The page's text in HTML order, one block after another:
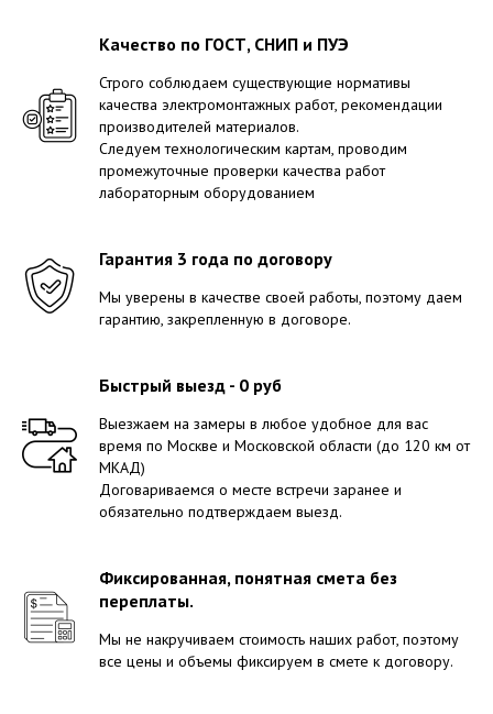
Качество по ГОСТ, СНИП и ПУЭ
Строго соблюдаем существующие нормативы
качества электромонтажных работ, рекомендации
производителей материалов.
Следуем технологическим картам, проводим
промежуточные проверки качества работ
лабораторным оборудованием
Гарантия 3 года по договору
Мы уверены в качестве своей работы, поэтому даем
гарантию, закрепленную в договоре.
Быстрый выезд - 0 руб
Выезжаем на замеры в любое удобное для вас
время по Москве и Московской области (до 120 км от
МКАД)
Договариваемся о месте встречи заранее и
обязательно подтверждаем выезд.
Фиксированная, понятная смета без
переплаты.
Мы не накручиваем стоимость наших работ, поэтому
все цены и объемы фиксируем в смете к договору.